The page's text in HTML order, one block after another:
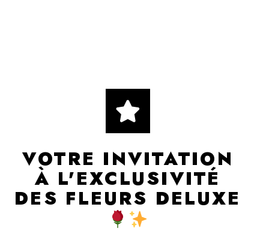
VOTRE INVITATION
À L'EXCLUSIVITÉ
DES FLEURS DELUXE